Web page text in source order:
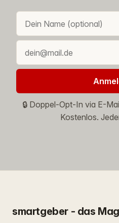
🔒 Doppel-Opt-In via E-
Kostenlos.
smartgeber - das